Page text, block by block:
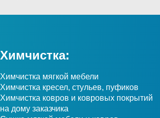
Химчистка:
Химчистка мягкой мебели
Химчистка кресел, стульев, пуфиков
Химчистка ковров и ковровых покрытий
на дому заказчика